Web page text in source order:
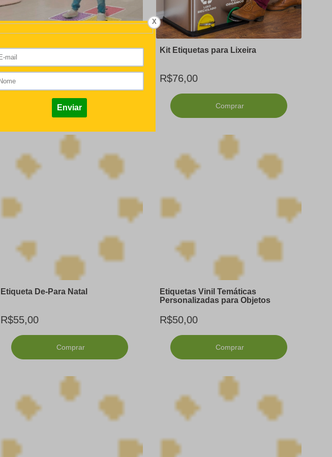
Adesivo Amarelinha Personalizado
R$165,00
Comprar
Kit Etiquetas para Lixeira
R$76,00
Comprar
Etiqueta De-Para Natal
R$55,00
Comprar
Etiquetas Vinil Temáticas
Personalizadas para Objetos
R$50,00
Comprar
X